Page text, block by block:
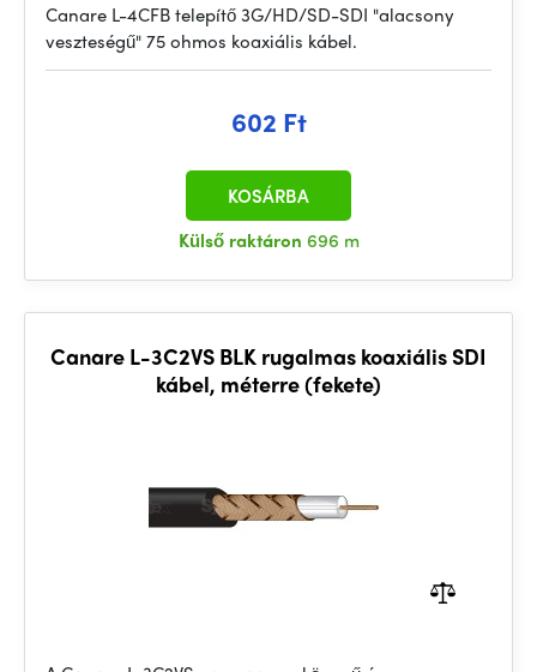
Canare L-4CFB telepítő 3G/HD/SD-SDI "alacsony
veszteségű" 75 ohmos koaxiális kábel.
602 Ft
Külső raktáron 696 m
KOSÁRBA
Canare L-3C2VS BLK rugalmas koaxiális SDI
kábel, méterre (fekete)